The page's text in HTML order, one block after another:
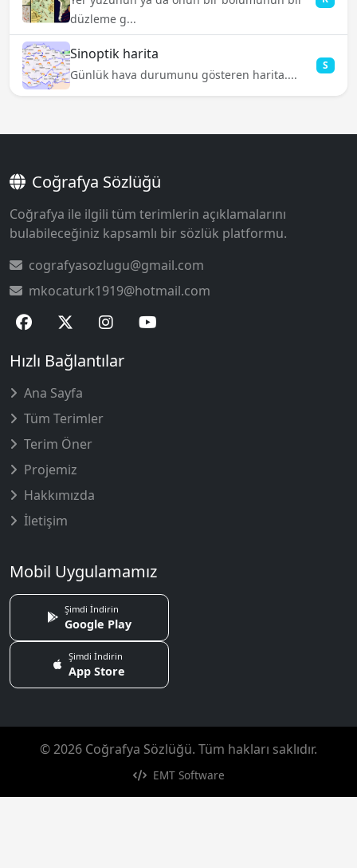
düzleme g...
Sinoptik harita
Günlük hava durumunu gösteren harita....
S
Coğrafya Sözlüğü
Coğrafya ile ilgili tüm terimlerin açıklamalarını
bulabileceğiniz kapsamlı bir sözlük platformu.
cografyasozlugu@gmail.com
mkocaturk1919@hotmail.com
Hızlı Bağlantılar
Ana Sayfa
Tüm Terimler
Terim Öner
Projemiz
Hakkımızda
İletişim
Mobil Uygulamamız
Şimdi İndirin
Google Play
Şimdi İndirin
App Store
© 2026 Coğrafya Sözlüğü. Tüm hakları saklıdır.
EMT Software